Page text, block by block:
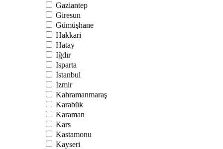
Gaziantep
Giresun
Gümüşhane
Hakkari
Hatay
Iğdır
Isparta
İstanbul
İzmir
Kahramanmaraş
Karabük
Karaman
Kars
Kastamonu
Kayseri